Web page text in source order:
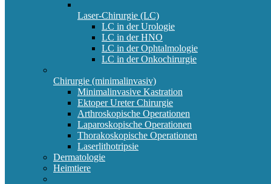
Laser-Chirurgie (LC)
LC in der Urologie
LC in der HNO
LC in der Ophtalmologie
LC in der Onkochirurgie
Chirurgie (minimalinvasiv)
Minimalinvasive Kastration
Ektoper Ureter Chirurgie
Arthroskopische Operationen
Laparoskopische Operationen
Thorakoskopische Operationen
Laserlithotripsie
Dermatologie
Heimtiere